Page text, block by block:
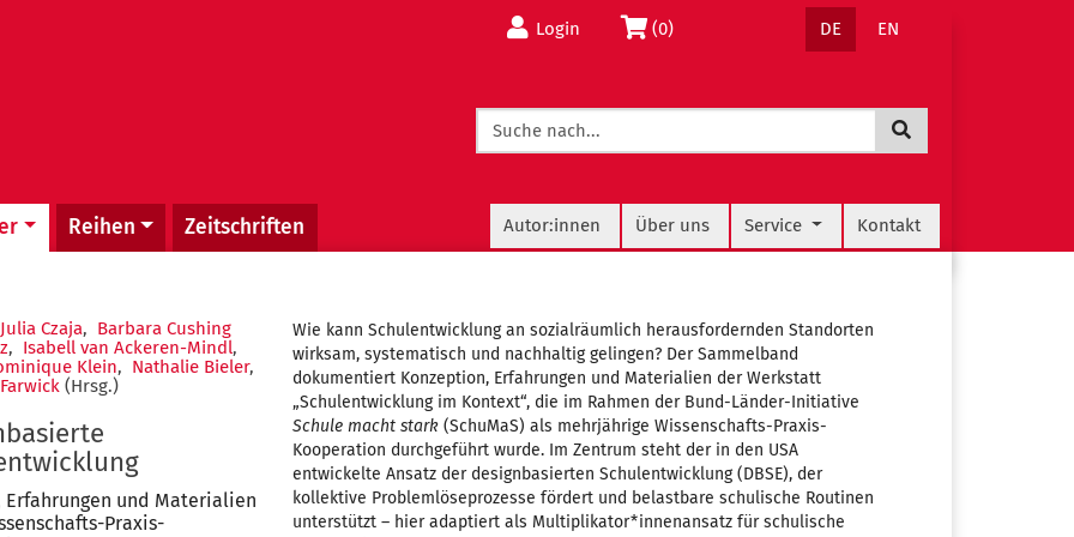
Login Warenkorb
(0) Sprachnavigation
DE EN
Reihen Zeitschriften Metanavigation
Autor:innen Über uns Service Kontakt
Czaja, Barbara Cushing
, Isabell van Ackeren-Mindl,
Klein, Nathalie Bieler,
(Hrsg.)
Erfahrungen und Materialien
Praxis-
Wie kann Schulentwicklung an sozialräumlich herausfordernden Standorten
wirksam, systematisch und nachhaltig gelingen? Der Sammelband
dokumentiert Konzeption, Erfahrungen und Materialien der Werkstatt
„Schulentwicklung im Kontext“, die im Rahmen der Bund-Länder-Initiative
Schule macht stark (SchuMaS) als mehrjährige Wissenschafts-Praxis-
Kooperation durchgeführt wurde. Im Zentrum steht der in den USA
entwickelte Ansatz der designbasierten Schulentwicklung (DBSE), der
kollektive Problemlöseprozesse fördert und belastbare schulische Routinen
unterstützt – hier adaptiert als Multiplikator*innenansatz für schulische